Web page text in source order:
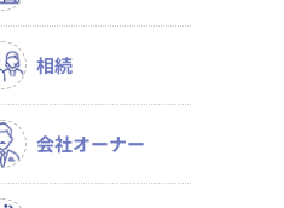
相続
会社オーナー